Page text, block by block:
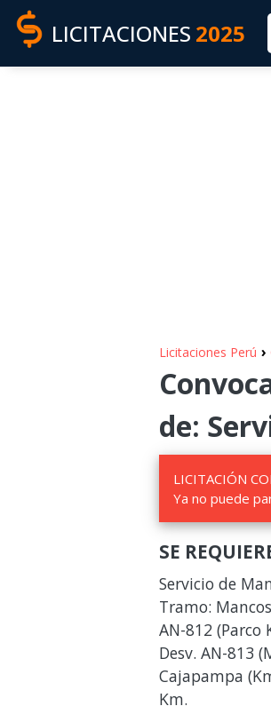
LICITACIONES 2025
Licitaciones Perú ›
de:
LICITACIÓN
Ya no puede
SE
Servicio de
Tramo:
AN-812 (Parco
Desv. AN-813
Cajapampa
Km.